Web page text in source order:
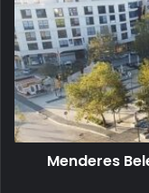
Menderes